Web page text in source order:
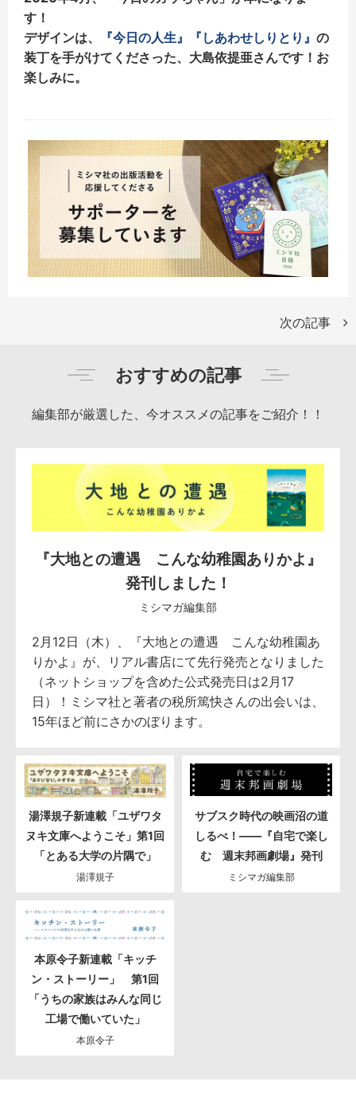
す！
デザインは、
『今日の人生』 『しあわせしりとり』 の
装丁を手がけてくださった、大島依提亜さんです！お
楽しみに。
次の記事
おすすめの記事
編集部が厳選した、今オススメの記事をご紹介！！
『大地との遭遇 こんな幼稚園ありかよ』
発刊しました！
ミシマガ編集部
2月12日（木）、『大地との遭遇 こんな幼稚園あ
りかよ』が、リアル書店にて先行発売となりました
（ネットショップを含めた公式発売日は2月17
日）！ミシマ社と著者の税所篤快さんの出会いは、
15年ほど前にさかのぼります。
湯澤規子新連載「ユザワタ
ヌキ文庫へようこそ」第1回
「とある大学の片隅で」
湯澤規子
サブスク時代の映画沼の道
しるべ！――『自宅で楽し
む 週末邦画劇場』発刊
ミシマガ編集部
本原令子新連載「キッチ
ン・ストーリー」 第1回
「うちの家族はみんな同じ
工場で働いていた」
本原令子